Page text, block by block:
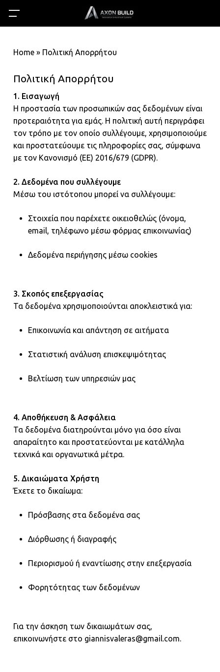
Menu
Home» Πολιτική Απορρήτου
Πολιτική Απορρήτου
1. Εισαγωγή
Η προστασία των προσωπικών σας δεδομένων είναι
προτεραιότητα για εμάς. Η πολιτική αυτή περιγράφει
τον τρόπο με τον οποίο συλλέγουμε, χρησιμοποιούμε
και προστατεύουμε τις πληροφορίες σας, σύμφωνα
με τον Κανονισμό (ΕΕ) 2016/679 (GDPR).
2. Δεδομένα που συλλέγουμε
Μέσω του ιστότοπου μπορεί να συλλέγουμε:
Στοιχεία που παρέχετε οικειοθελώς (όνομα,
email, τηλέφωνο μέσω φόρμας επικοινωνίας)
Δεδομένα περιήγησης μέσω cookies
3. Σκοπός επεξεργασίας
Τα δεδομένα χρησιμοποιούνται αποκλειστικά για:
Επικοινωνία και απάντηση σε αιτήματα
Στατιστική ανάλυση επισκεψιμότητας
Βελτίωση των υπηρεσιών μας
4. Αποθήκευση & Ασφάλεια
Τα δεδομένα διατηρούνται μόνο για όσο είναι
απαραίτητο και προστατεύονται με κατάλληλα
τεχνικά και οργανωτικά μέτρα.
5. Δικαιώματα Χρήστη
Έχετε το δικαίωμα:
Πρόσβασης στα δεδομένα σας
Διόρθωσης ή διαγραφής
Περιορισμού ή εναντίωσης στην επεξεργασία
Φορητότητας των δεδομένων
Για την άσκηση των δικαιωμάτων σας,
επικοινωνήστε στο giannisvaleras@gmail.com.